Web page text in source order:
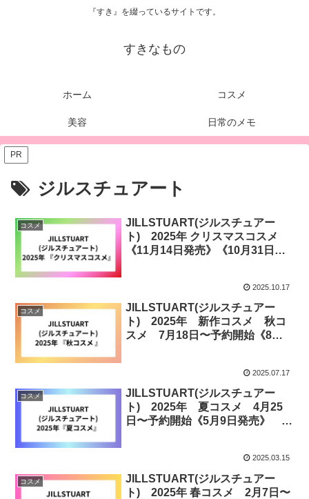
『すき』を綴っているサイトです。
すきなもの
ホーム コスメ
美容 日常のメモ
PR
ジルスチュアート
コスメ
JILLSTUART(ジルスチュアー
ト) 2025年 クリスマスコスメ
《11月14日発売》《10月31日発
2025.10.17
コスメ
JILLSTUART(ジルスチュアー
ト) 2025年 新作コスメ 秋コ
スメ 7月18日〜予約開始《8月1
2025.07.17
コスメ
JILLSTUART(ジルスチュアー
ト) 2025年 夏コスメ 4月25
日〜予約開始《5月9日発売》 3
2025.03.15
コスメ
JILLSTUART(ジルスチュアー
ト) 2025年 春コスメ 2月7日〜